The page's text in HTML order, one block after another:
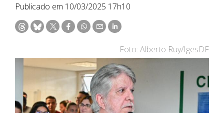
Publicado em 10/03/2025 17h10
Foto: Alberto Ruy/IgesDF